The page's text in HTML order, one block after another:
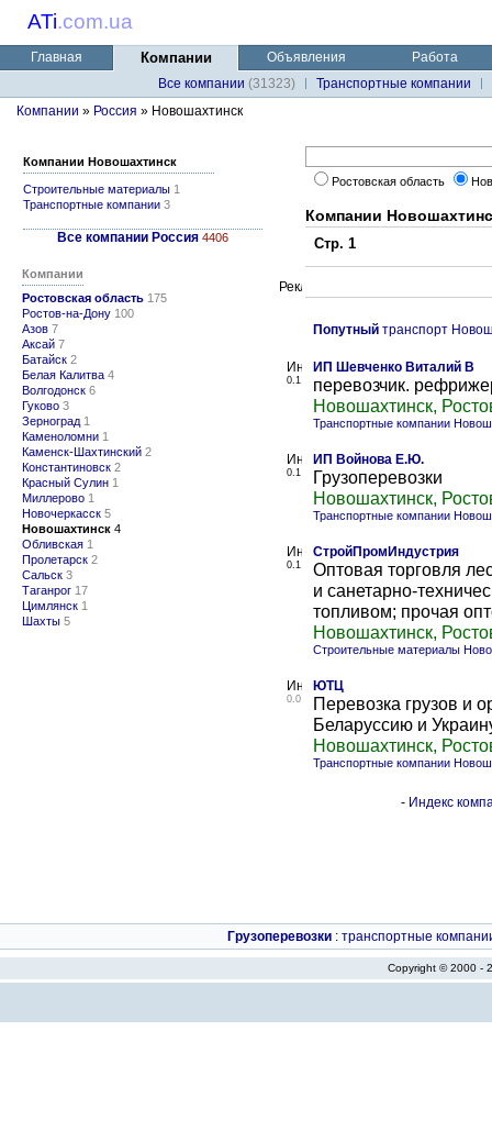
ATi.com.ua
Главная Компании Объявления
Работа
Все компании (31323)
Транспортные компании
Компании » Россия » Новошахтинск
Компании Новошахтинск
Строительные материалы 1
Транспортные компании 3
Все компании Россия 4406
Компании
Ростовская область 175
Ростов-на-Дону 100
Азов 7
Аксай 7
Батайск 2
Белая Калитва 4
Волгодонск 6
Гуково 3
Зерноград 1
Каменоломни 1
Каменск-Шахтинский 2
Константиновск 2
Красный Сулин 1
Миллерово 1
Новочеркасск 5
Новошахтинск 4
Обливская 1
Пролетарск 2
Сальск 3
Таганрог 17
Цимлянск 1
Шахты 5
Ростовская область
Компании
Стр. 1
Попутный транспорт
0.1
ИП Шевченко Виталий В
перевозчик.
Новошахтинск,
Транспортные компании
0.1
ИП Войнова Е.Ю.
Грузоперевозки
Новошахтинск,
Транспортные компании
0.1
СтройПромИндустрия
Оптовая торговля
и санетарно-
топливом; прочая
Новошахтинск,
Строительные материалы
0.0
ЮТЦ
Перевозка грузов и
Беларуссию и
Новошахтинск,
Транспортные компании
- Индекс
Грузоперевозки : транспортные
Copyright © 2000 -